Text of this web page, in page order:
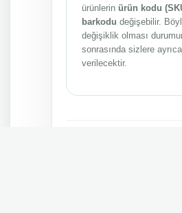
ürünlerin ürün kodu
barkodu değişebilir.
değişiklik olması
sonrasında sizlere
verilecektir.